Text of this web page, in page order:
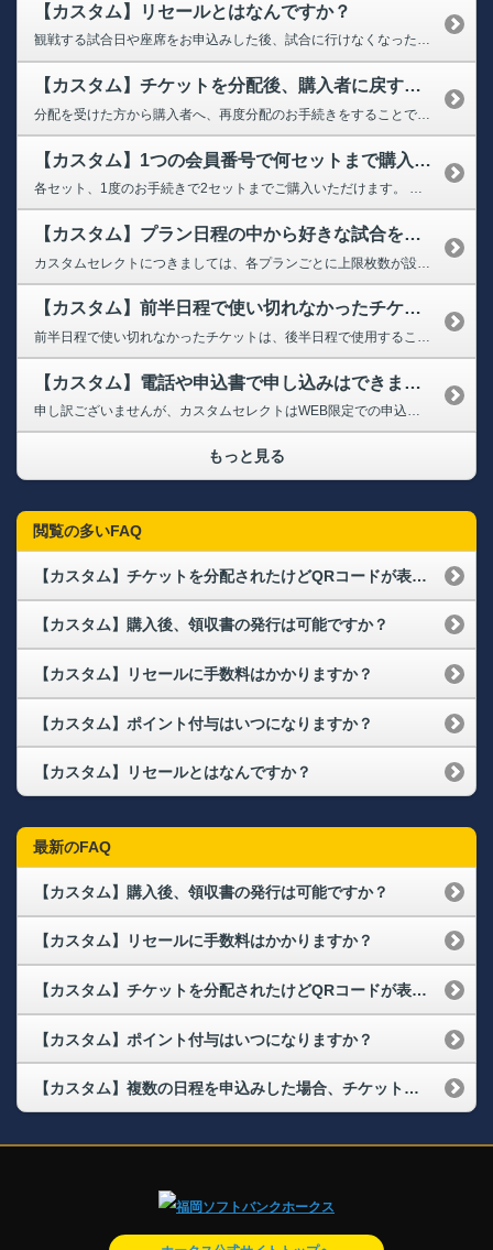
【カスタム】リセールとはなんですか？
観戦する試合日や座席をお申込みした後、試合に行けなくなった場合でも、専用サイトから出品して買取りの募集が可能です。 ➡リセールについて
【カスタム】チケットを分配後、購入者に戻す方法はありますか？
【カスタム】1つの会員番号で何セットまで購入可能ですか？
各セット、1度のお手続きで2セットまでご購入いただけます。 なお、お手続きの回数制限はございませんが、試合日や座席選択をする際は それぞれのセット毎にお申込みをするため、連席にならない場合があります。 ご了承ください。
【カスタム】プラン日程の中から好きな試合を選べますか?
【カスタム】前半日程で使い切れなかったチケットを、後半日程で使用できますか?
前半日程で使い切れなかったチケットは、後半日程で使用することはできません。 また、未使用チケットがある場合でも払い戻しはいたしません。必ず対象試合日内でご利用ください。
【カスタム】電話や申込書で申し込みはできますか
申し訳ございませんが、カスタムセレクトはWEB限定での申込となります。 パソコンもしくはスマートフォンよりお申込みください。 ※入場時には、スマートフォンが必要となります
もっと見る
閲覧の多いFAQ
【カスタム】チケットを分配されたけどQRコードが表示されない
【カスタム】購入後、領収書の発行は可能ですか？
【カスタム】リセールに手数料はかかりますか？
【カスタム】ポイント付与はいつになりますか？
【カスタム】リセールとはなんですか？
最新のFAQ
【カスタム】購入後、領収書の発行は可能ですか？
【カスタム】リセールに手数料はかかりますか？
【カスタム】チケットを分配されたけどQRコードが表示されない
【カスタム】ポイント付与はいつになりますか？
【カスタム】複数の日程を申込みした場合、チケット情報は一括で届きますか？